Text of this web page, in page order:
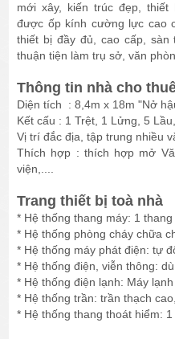
mới xây, kiến trúc đẹp,
được ốp kính cường lực cao
thiết bị đầy đủ, cao cấp,
thuận tiện làm trụ sở, văn
Thông tin nhà cho
Diện tích : 8,4m x 18m "Nở
Kết cấu : 1 Trệt, 1 Lửng, 5
Vị trí đắc địa, tập trung nhiều
Thích hợp : thích hợp mở
viện,....
Trang thiết bị toà nhà
* Hệ thống thang máy: 1
* Hệ thống phòng cháy chữa
* Hệ thống máy phát điện: tự
* Hệ thống điện, viễn thông:
* Hệ thống điện lạnh: Máy
* Hệ thống trần: trần thạch
* Hệ thống thang thoát hiểm: